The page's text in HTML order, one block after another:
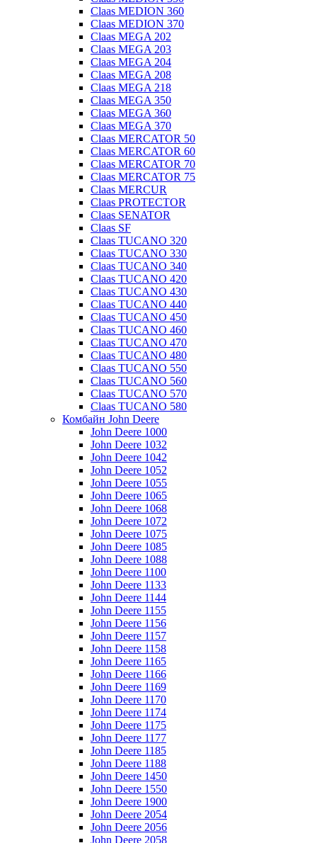
Claas MEDION 360
Claas MEDION 370
Claas MEGA 202
Claas MEGA 203
Claas MEGA 204
Claas MEGA 208
Claas MEGA 218
Claas MEGA 350
Claas MEGA 360
Claas MEGA 370
Claas MERCATOR 50
Claas MERCATOR 60
Claas MERCATOR 70
Claas MERCATOR 75
Claas MERCUR
Claas PROTECTOR
Claas SENATOR
Claas SF
Claas TUCANO 320
Claas TUCANO 330
Claas TUCANO 340
Claas TUCANO 420
Claas TUCANO 430
Claas TUCANO 440
Claas TUCANO 450
Claas TUCANO 460
Claas TUCANO 470
Claas TUCANO 480
Claas TUCANO 550
Claas TUCANO 560
Claas TUCANO 570
Claas TUCANO 580
Комбайн John Deere
John Deere 1000
John Deere 1032
John Deere 1042
John Deere 1052
John Deere 1055
John Deere 1065
John Deere 1068
John Deere 1072
John Deere 1075
John Deere 1085
John Deere 1088
John Deere 1100
John Deere 1133
John Deere 1144
John Deere 1155
John Deere 1156
John Deere 1157
John Deere 1158
John Deere 1165
John Deere 1166
John Deere 1169
John Deere 1170
John Deere 1174
John Deere 1175
John Deere 1177
John Deere 1185
John Deere 1188
John Deere 1450
John Deere 1550
John Deere 1900
John Deere 2054
John Deere 2056
John Deere 2058